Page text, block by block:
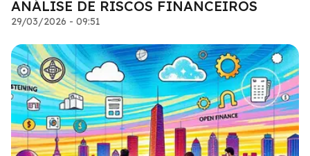
ANÁLISE DE RISCOS FINANCEIROS
29/03/2026 - 09:51